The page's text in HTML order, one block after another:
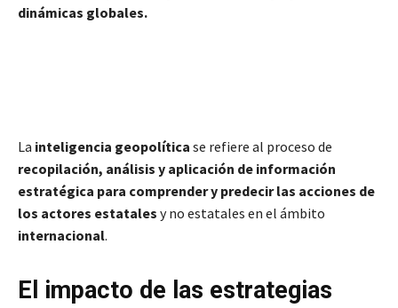
dinámicas globales.
La inteligencia geopolítica se refiere al proceso de
recopilación, análisis y aplicación de información
estratégica para comprender y predecir las acciones de
los actores estatales y no estatales en el ámbito
internacional.
El impacto de las estrategias